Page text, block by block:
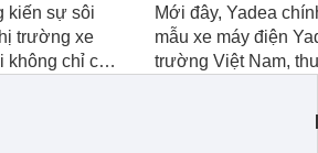
kiến sự sôi
trường xe
không chỉ có
Mới đây, Yadea
mẫu xe máy điện
trường Việt Nam,
ngày của người